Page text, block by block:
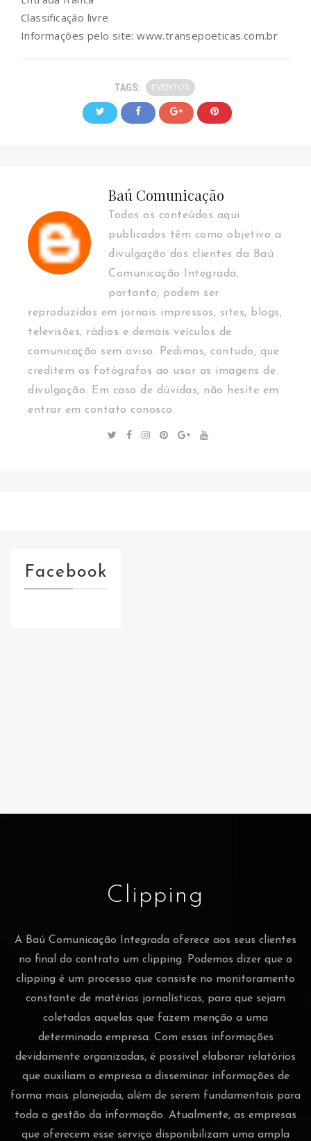
Classificação livre
Informações pelo site:www.transepoeticas.com.br
TAGS: EVENTOS
Baú Comunicação
Todos os conteúdos aqui
publicados têm como objetivo a
divulgação dos clientes da Baú
Comunicação Integrada,
portanto, podem ser
reproduzidos em jornais impressos, sites, blogs,
televisões, rádios e demais veículos de
comunicação sem aviso. Pedimos, contudo, que
creditem os fotógrafos ao usar as imagens de
divulgação. Em caso de dúvidas, não hesite em
entrar em contato conosco.
Facebook
Clipping
A Baú Comunicação Integrada oferece aos seus clientes
no final do contrato um clipping. Podemos dizer que o
clipping é um processo que consiste no monitoramento
constante de matérias jornalísticas, para que sejam
coletadas aquelas que fazem menção a uma
determinada empresa. Com essas informações
devidamente organizadas, é possível elaborar relatórios
que auxiliam a empresa a disseminar informações de
forma mais planejada, além de serem fundamentais para
toda a gestão da informação. Atualmente, as empresas
que oferecem esse serviço disponibilizam uma ampla